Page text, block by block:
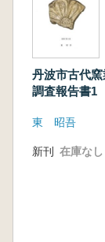
丹波市古代
調査報告書1
東 昭吾
新刊 在庫なし